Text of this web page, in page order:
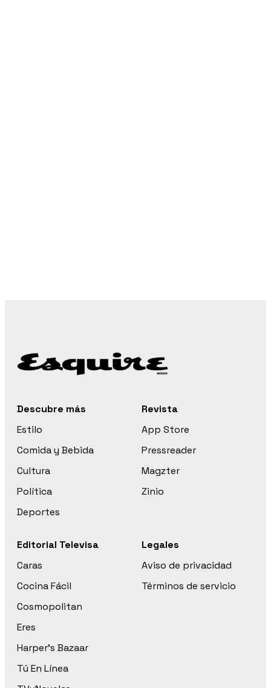
Descubre más
Estilo
Comida y Bebida
Cultura
Política
Deportes
Revista
App Store
Pressreader
Magzter
Zinio
Editorial Televisa
Caras
Cocina Fácil
Cosmopolitan
Eres
Harper’s Bazaar
Tú En Línea
Legales
Aviso de privacidad
Términos de servicio